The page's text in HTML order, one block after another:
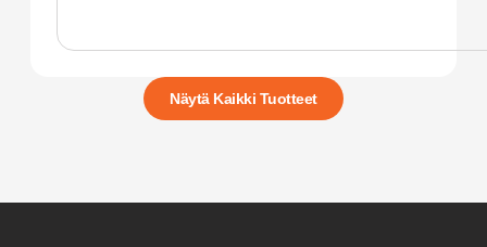
Näytä Kaikki Tuotteet